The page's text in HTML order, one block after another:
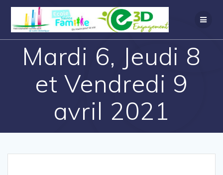
Mardi 6, Jeudi 8
et Vendredi 9
avril 2021